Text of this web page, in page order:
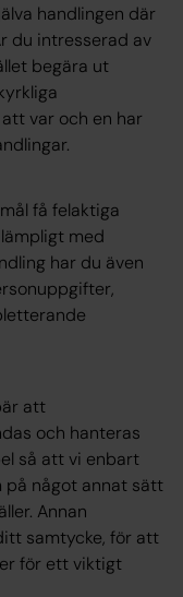
handlingen där
du intresserad av
begära ut
var och en har
få felaktiga
med
har du även
att
och hanteras
så att vi enbart
på något annat sätt
Annan
samtycke, för att
för ett viktigt